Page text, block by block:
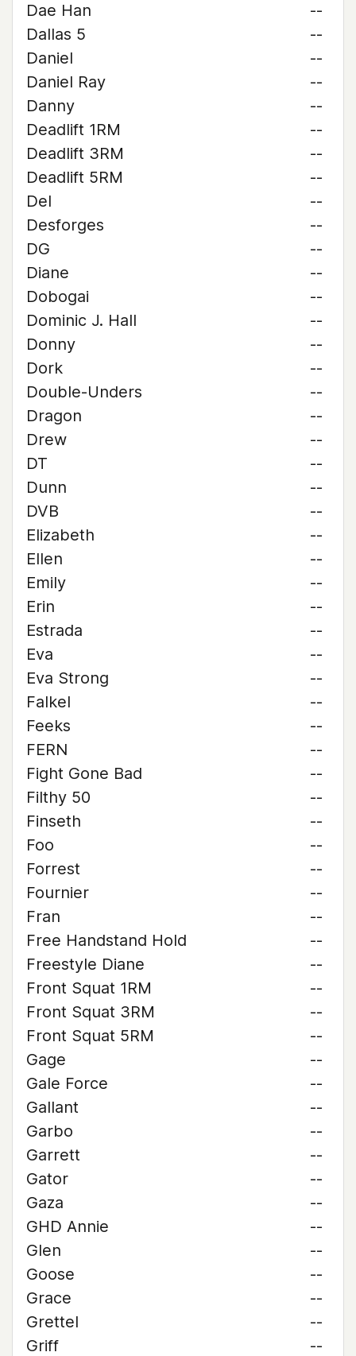
Dae Han
--
Dallas 5
--
Daniel
--
Daniel Ray
--
Danny
--
Deadlift 1RM
--
Deadlift 3RM
--
Deadlift 5RM
--
Del
--
Desforges
--
DG
--
Diane
--
Dobogai
--
Dominic J. Hall
--
Donny
--
Dork
--
Double-Unders
--
Dragon
--
Drew
--
DT
--
Dunn
--
DVB
--
Elizabeth
--
Ellen
--
Emily
--
Erin
--
Estrada
--
Eva
--
Eva Strong
--
Falkel
--
Feeks
--
FERN
--
Fight Gone Bad
--
Filthy 50
--
Finseth
--
Foo
--
Forrest
--
Fournier
--
Fran
--
Free Handstand Hold
--
Freestyle Diane
--
Front Squat 1RM
--
Front Squat 3RM
--
Front Squat 5RM
--
Gage
--
Gale Force
--
Gallant
--
Garbo
--
Garrett
--
Gator
--
Gaza
--
GHD Annie
--
Glen
--
Goose
--
Grace
--
Grettel
--
Griff
--